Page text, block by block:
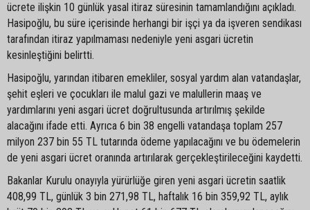
ücrete ilişkin 10 günlük yasal itiraz süresinin tamamlandığını açıkladı.
Hasipoğlu, bu süre içerisinde herhangi bir işçi ya da işveren sendikası
tarafından itiraz yapılmaması nedeniyle yeni asgari ücretin
kesinleştiğini belirtti.
Hasipoğlu, yarından itibaren emekliler, sosyal yardım alan vatandaşlar,
şehit eşleri ve çocukları ile malul gazi ve malullerin maaş ve
yardımlarını yeni asgari ücret doğrultusunda artırılmış şekilde
alacağını ifade etti. Ayrıca 6 bin 38 engelli vatandaşa toplam 257
milyon 237 bin 55 TL tutarında ödeme yapılacağını ve bu ödemelerin
de yeni asgari ücret oranında artırılarak gerçekleştirileceğini kaydetti.
Bakanlar Kurulu onayıyla yürürlüğe giren yeni asgari ücretin saatlik
408,99 TL, günlük 3 bin 271,98 TL, haftalık 16 bin 359,92 TL, aylık